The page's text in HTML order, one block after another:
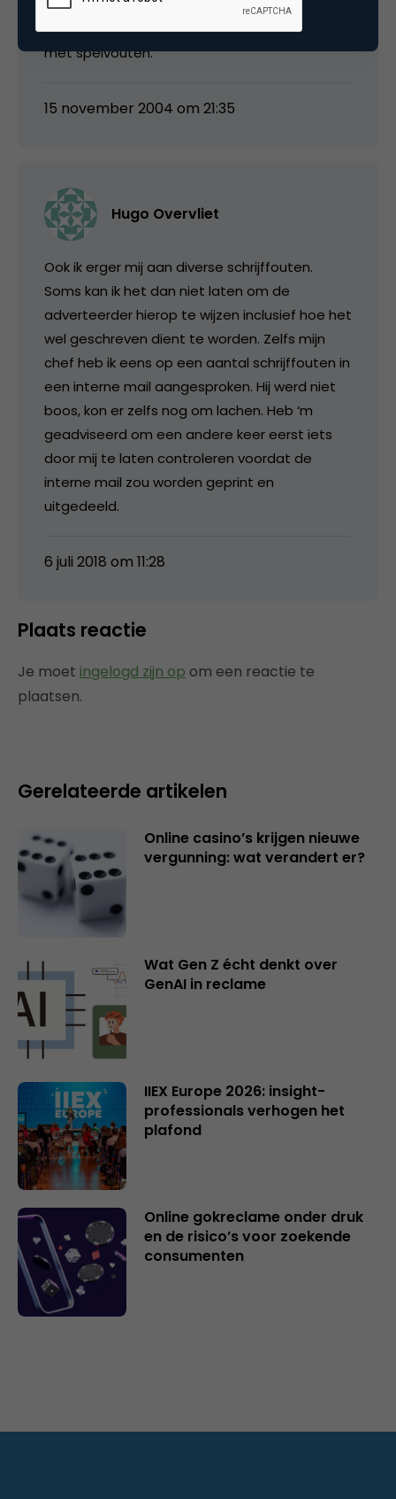
iedereen maken. Volgens mij hebben mensen
dan ook minder moeite met tiokfouten dan
met spelvouten.
15 november 2004 om 21:35
Hugo Overvliet
Ook ik erger mij aan diverse schrijffouten.
Soms kan ik het dan niet laten om de
adverteerder hierop te wijzen inclusief hoe het
wel geschreven dient te worden. Zelfs mijn
chef heb ik eens op een aantal schrijffouten in
een interne mail aangesproken. Hij werd niet
boos, kon er zelfs nog om lachen. Heb ‘m
geadviseerd om een andere keer eerst iets
door mij te laten controleren voordat de
interne mail zou worden geprint en
uitgedeeld.
6 juli 2018 om 11:28
Plaats reactie
Je moet ingelogd zijn op om een reactie te
plaatsen.
Gerelateerde artikelen
Online casino’s krijgen nieuwe
vergunning: wat verandert er?
Wat Gen Z écht denkt over
GenAI in reclame
IIEX Europe 2026: insight-
professionals verhogen het
plafond
Online gokreclame onder druk
en de risico’s voor zoekende
consumenten